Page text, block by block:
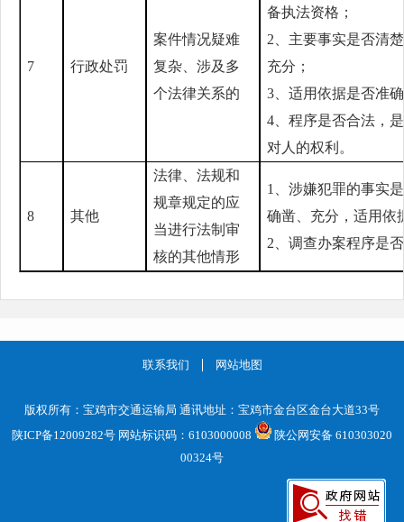
7 行政处罚
案件情况疑难
复杂、涉及多
个法律关系的
备执法资格；
2、主要事实是否清
充分；
3、适用依据是否准
4、程序是否合法，
对人的权利。
8 其他
法律、法规和
规章规定的应
当进行法制审
核的其他情形
1、涉嫌犯罪的事实
确凿、充分，适用依
2、调查办案程序是
联系我们 网站地图
版权所有：宝鸡市交通运输局 通讯地址：宝鸡市金台区金台大道33号
陕ICP备12009282号 网站标识码：6103000008
陕公网安备 610303020
00324号